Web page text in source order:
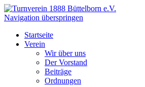
Navigation überspringen
Startseite
Verein
Wir über uns
Der Vorstand
Beiträge
Ordnungen